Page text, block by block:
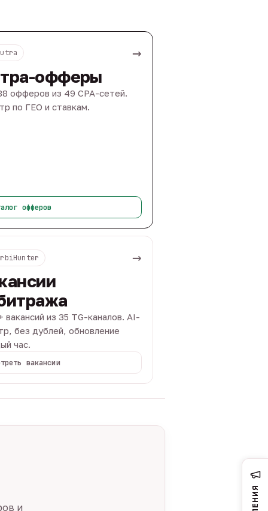
→
офферы
офферов из 49 CPA-сетей.
по ГЕО и ставкам.
офферов
→
вакансий из 35 TG-каналов. AI-
без дублей, обновление
час.
вакансии
и